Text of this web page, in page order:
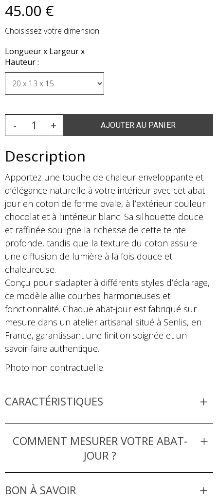
45.00 €
Choisissez votre dimension :
Longueur x Largeur x
Hauteur :
Description
Apportez une touche de chaleur enveloppante et
d’élégance naturelle à votre intérieur avec cet abat-
jour en coton de forme ovale, à l’extérieur couleur
chocolat et à l’intérieur blanc. Sa silhouette douce
et raffinée souligne la richesse de cette teinte
profonde, tandis que la texture du coton assure
une diffusion de lumière à la fois douce et
chaleureuse.
Conçu pour s’adapter à différents styles d’éclairage,
ce modèle allie courbes harmonieuses et
fonctionnalité. Chaque abat-jour est fabriqué sur
mesure dans un atelier artisanal situé à Senlis, en
France, garantissant une finition soignée et un
savoir-faire authentique.
Photo non contractuelle.
CARACTÉRISTIQUES
COMMENT MESURER VOTRE ABAT-
JOUR ?
BON À SAVOIR